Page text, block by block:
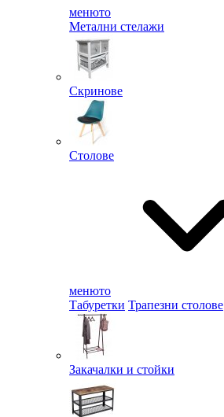
менюто
Метални стелажи
Скринове
Столове
менюто
Табуретки Трапезни столове
Закачалки и стойки